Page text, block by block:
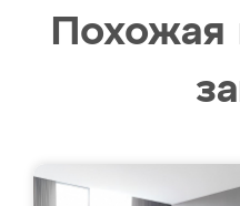
Похожая